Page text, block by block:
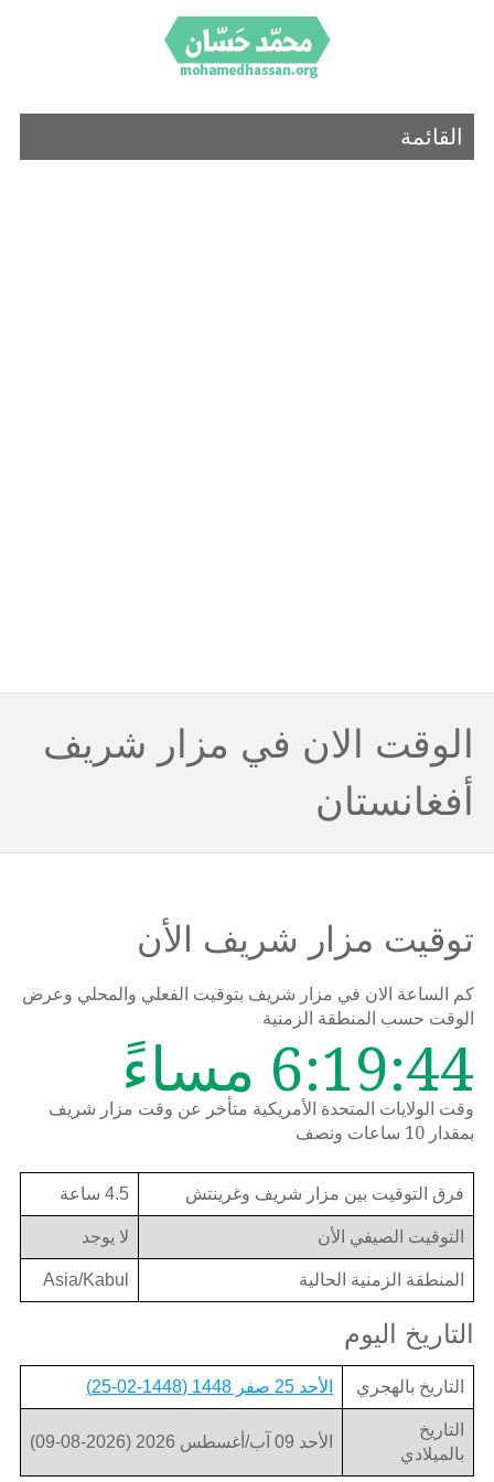
القائمة
الوقت الان في مزار شريف
أفغانستان
توقيت مزار شريف الأن
كم الساعة الان في مزار شريف بتوقيت الفعلي والمحلي وعرض
الوقت حسب المنطقة الزمنية
6:19:44 مساءً
وقت الولايات المتحدة الأمريكية متأخر عن وقت مزار شريف
بمقدار 10 ساعات ونصف
فرق التوقيت بين مزار شريف وغرينتش 4.5 ساعة
التوقيت الصيفي الأن لا يوجد
المنطقة الزمنية الحالية Asia/Kabul
التاريخ اليوم
التاريخ بالهجري الأحد 25 صفر 1448 (1448-02-25)
التاريخ
بالميلادي
الأحد 09 آب/أغسطس 2026 (2026-08-09)